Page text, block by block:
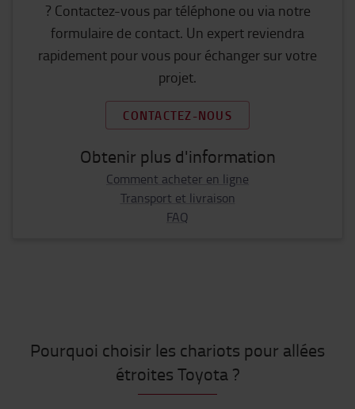
? Contactez-vous par téléphone ou via notre
formulaire de contact. Un expert reviendra
rapidement pour vous pour échanger sur votre
projet.
CONTACTEZ-NOUS
Obtenir plus d'information
Comment acheter en ligne
Transport et livraison
FAQ
Pourquoi choisir les chariots pour allées
étroites Toyota ?